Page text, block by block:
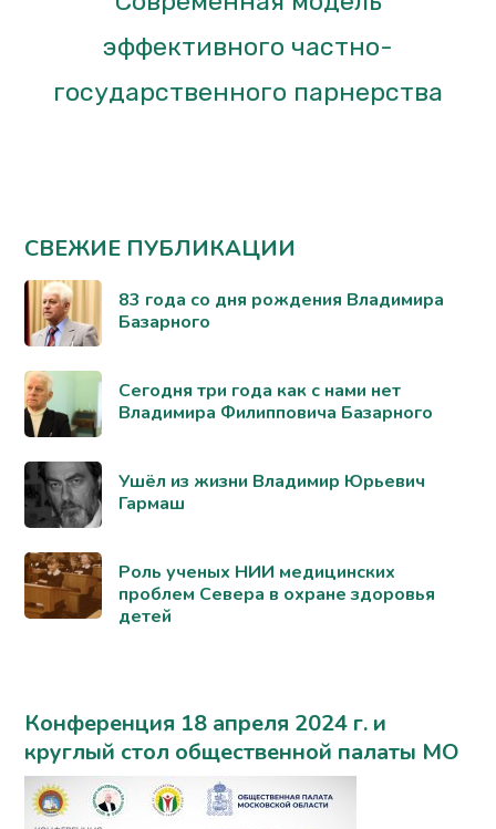
эффективного частно-
государственного парнерства
СВЕЖИЕ ПУБЛИКАЦИИ
83 года со дня рождения Владимира
Базарного
Сегодня три года как с нами нет
Владимира Филипповича Базарного
Ушёл из жизни Владимир Юрьевич
Гармаш
Роль ученых НИИ медицинских
проблем Севера в охране здоровья
детей
Конференция 18 апреля 2024 г. и
круглый стол общественной палаты МО